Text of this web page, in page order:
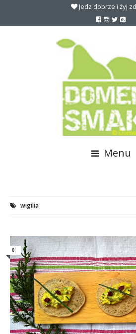
Jedz dobrze i żyj
Menu
wigilia
0